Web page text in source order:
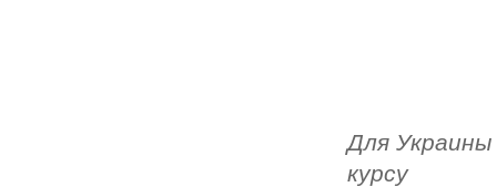
Для
курсу